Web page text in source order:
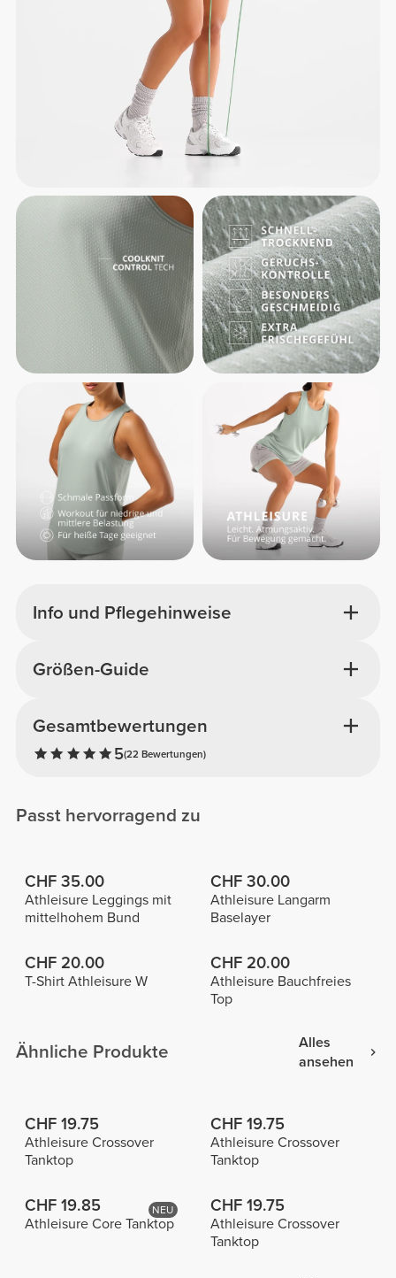
Info und Pflegehinweise
Gesamtbewertungen
5(22 Bewertungen)
Größen-Guide
Passt hervorragend zu
CHF 35.00
Athleisure Leggings mit
mittelhohem Bund
CHF 30.00
Athleisure Langarm
Baselayer
CHF 20.00
T-Shirt Athleisure W
CHF 20.00
Athleisure Bauchfreies
Top
Ähnliche Produkte
Alles
ansehen
CHF 19.75
Athleisure Crossover
Tanktop
CHF 19.75
Athleisure Crossover
Tanktop
NEU
CHF 19.85
Athleisure Core Tanktop
CHF 19.75
Athleisure Crossover
Tanktop